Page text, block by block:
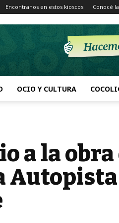
Encontranos en estos kioscos Conocé
OCIO Y CULTURA
a la obra
Autopista